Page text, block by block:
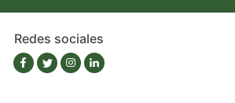
Redes sociales